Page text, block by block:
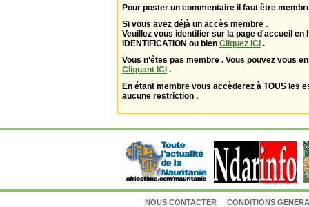
Pour poster un commentaire il faut être
Si vous avez déjà un accès membre .
Veuillez vous identifier sur la page d'accueil en
IDENTIFICATION ou bien Cliquez ICI .
Vous n'êtes pas membre . Vous pouvez vous
Cliquant ICI .
En étant membre vous accèderez à TOUS les
aucune restriction .
NOUS CONTACTER CONDITIONS